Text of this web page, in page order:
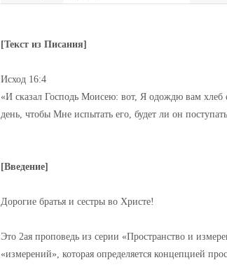
[Текст из Писания]
Исход 16:4
«И сказал Господь Моисею: вот, Я одождю вам хлеб
день, чтобы Мне испытать его, будет ли он
[Введение]
Дорогие братья и сестры во Христе!
Это 2ая проповедь из серии «Пространство и
«измерений», которая определяется концепцией